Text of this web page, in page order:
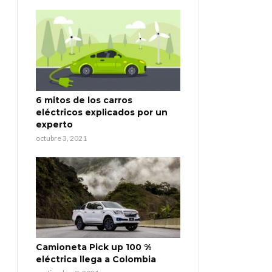
6 mitos de los carros
eléctricos explicados por un
experto
octubre 3, 2021
Camioneta Pick up 100 %
eléctrica llega a Colombia